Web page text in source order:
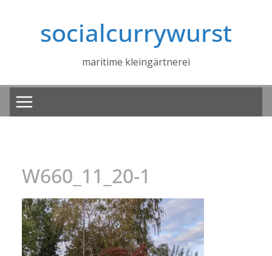
socialcurrywurst
maritime kleingärtnerei
W660_11_20-1